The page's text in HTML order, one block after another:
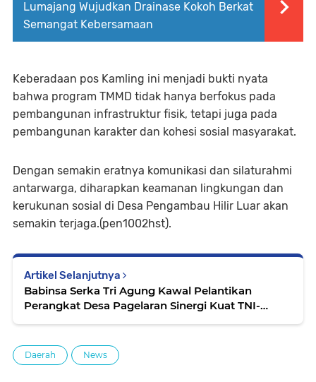
Lumajang Wujudkan Drainase Kokoh Berkat
Semangat Kebersamaan
Keberadaan pos Kamling ini menjadi bukti nyata
bahwa program TMMD tidak hanya berfokus pada
pembangunan infrastruktur fisik, tetapi juga pada
pembangunan karakter dan kohesi sosial masyarakat.
Dengan semakin eratnya komunikasi dan silaturahmi
antarwarga, diharapkan keamanan lingkungan dan
kerukunan sosial di Desa Pengambau Hilir Luar akan
semakin terjaga.(pen1002hst).
Artikel Selanjutnya
Babinsa Serka Tri Agung Kawal Pelantikan
Perangkat Desa Pagelaran Sinergi Kuat TNI-
Daerah News